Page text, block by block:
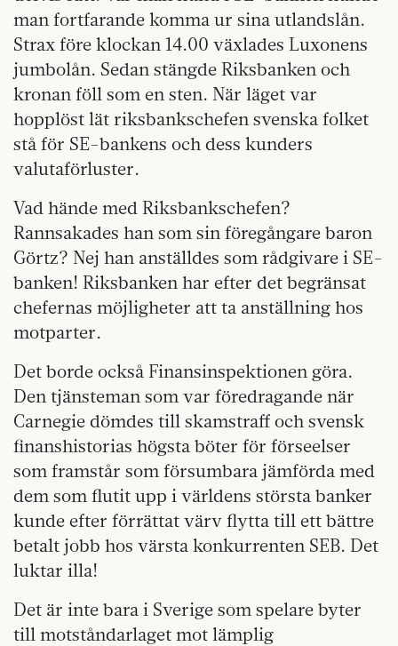
man fortfarande komma ur sina utlandslån.
Strax före klockan 14.00 växlades Luxonens
jumbolån. Sedan stängde Riksbanken och
kronan föll som en sten. När läget var
hopplöst lät riksbankschefen svenska folket
stå för SE-bankens och dess kunders
valutaförluster.
Vad hände med Riksbankschefen?
Rannsakades han som sin föregångare baron
Görtz? Nej han anställdes som rådgivare i SE-
banken! Riksbanken har efter det begränsat
chefernas möjligheter att ta anställning hos
motparter.
Det borde också Finansinspektionen göra.
Den tjänsteman som var föredragande när
Carnegie dömdes till skamstraff och svensk
finanshistorias högsta böter för förseelser
som framstår som försumbara jämförda med
dem som flutit upp i världens största banker
kunde efter förrättat värv flytta till ett bättre
betalt jobb hos värsta konkurrenten SEB. Det
luktar illa!
Det är inte bara i Sverige som spelare byter
till motståndarlaget mot lämplig